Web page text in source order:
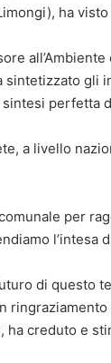
ha
sintetizzato gli
sintesi perfetta
a livello
per
l’intesa
di questo
creduto e